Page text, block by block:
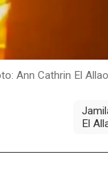
Ann Cathrin El
El